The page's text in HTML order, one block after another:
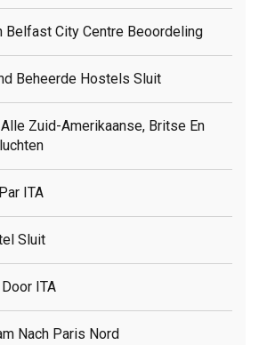
Belfast City Centre Beoordeling
Beheerde Hostels Sluit
Zuid-Amerikaanse, Britse En
ITA
Sluit
ITA
Nach Paris Nord